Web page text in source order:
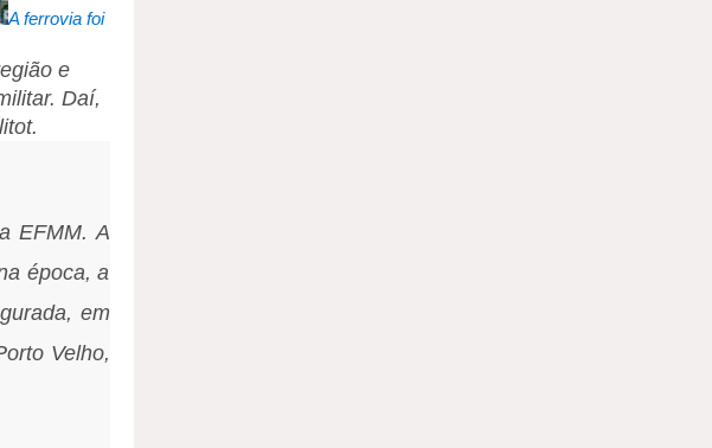
A ferrovia foi
e
Daí,
EFMM. A
época, a
em
Velho,